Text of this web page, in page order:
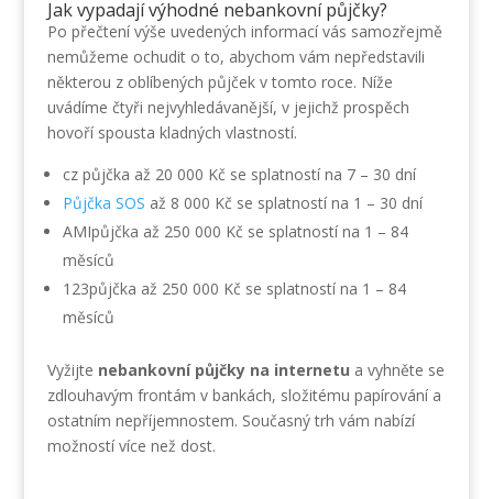
Jak vypadají výhodné nebankovní půjčky?
Po přečtení výše uvedených informací vás samozřejmě
nemůžeme ochudit o to, abychom vám nepředstavili
některou z oblíbených půjček v tomto roce. Níže
uvádíme čtyři nejvyhledávanější, v jejichž prospěch
hovoří spousta kladných vlastností.
cz půjčka až 20 000 Kč se splatností na 7 – 30 dní
Půjčka SOS až 8 000 Kč se splatností na 1 – 30 dní
AMIpůjčka až 250 000 Kč se splatností na 1 – 84
měsíců
123půjčka až 250 000 Kč se splatností na 1 – 84
měsíců
Vyžijte nebankovní půjčky na internetu a vyhněte se
zdlouhavým frontám v bankách, složitému papírování a
ostatním nepříjemnostem. Současný trh vám nabízí
možností více než dost.